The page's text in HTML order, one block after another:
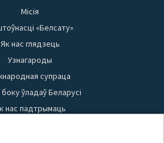
Місія
«Белсату»
Як нас глядзець
Узнагароды
супраца
боку ўладаў Беларусі
нас падтрымаць
матэрыялаў